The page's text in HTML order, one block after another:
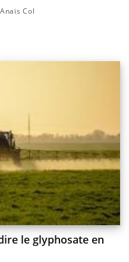
Col
le glyphosate en